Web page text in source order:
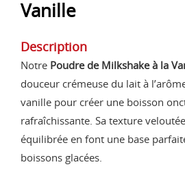
Vanille
Description
Notre Poudre de Milkshake à la
douceur crémeuse du lait à
vanille pour créer une boisson
rafraîchissante. Sa texture
équilibrée en font une base
boissons glacées.